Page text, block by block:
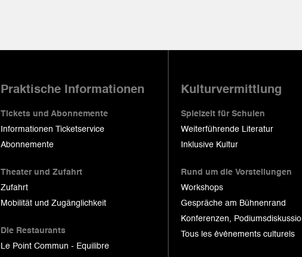
Praktische Informationen
Tickets und Abonnemente
Informationen Ticketservice
Abonnemente
Theater und Zufahrt
Zufahrt
Mobilität und Zugänglichkeit
Die Restaurants
Le Point Commun - Equilibre
Kulturvermittlung
Spielzeit für Schulen
Weiterführende Literatur
Inklusive Kultur
Rund um die Vorstellungen
Workshops
Gespräche am Bühnenrand
Konferenzen,
Tous les événements culturels